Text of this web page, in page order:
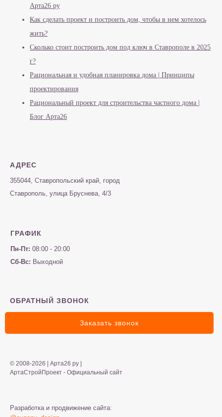
Арта26 ру
Как сделать проект и построить дом, чтобы в нем хотелось
жить?
Сколько стоит построить дом под ключ в Ставрополе в 2025
г?
Рациональная и удобная планировка дома | Принципы
проектирования
Рациональный проект для строительства частного дома |
Блог Арта26
АДРЕС
355044, Ставропольский край, город
Ставрополь, улица Бруснева, 4/3
ГРАФИК
Пн-Пт: 08:00 - 20:00
Сб-Вс: Выходной
© 2008-2026 | Арта26 ру |
АртаСтройПроект - Официальный сайт
Разработка и продвижение сайта:
ОБРАТНЫЙ ЗВОНОК
Заказать звонок